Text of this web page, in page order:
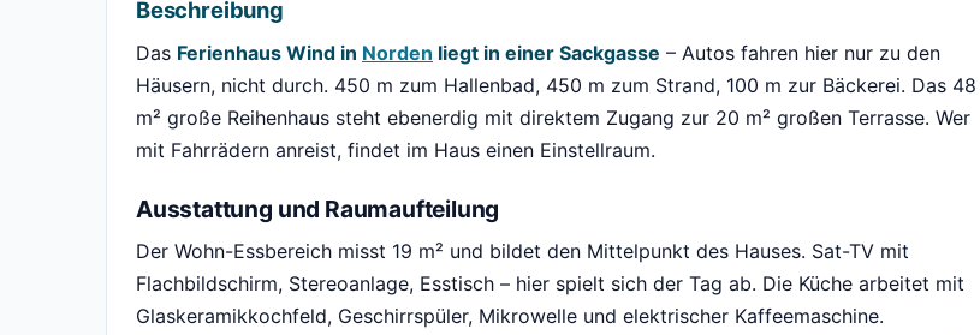
Beschreibung
Das Ferienhaus Wind in Norden liegt in einer Sackgasse – Autos fahren hier nur zu den
Häusern, nicht durch. 450 m zum Hallenbad, 450 m zum Strand, 100 m zur Bäckerei. Das 48
m² große Reihenhaus steht ebenerdig mit direktem Zugang zur 20 m² großen Terrasse. Wer
mit Fahrrädern anreist, findet im Haus einen Einstellraum.
Ausstattung und Raumaufteilung
Der Wohn-Essbereich misst 19 m² und bildet den Mittelpunkt des Hauses. Sat-TV mit
Flachbildschirm, Stereoanlage, Esstisch – hier spielt sich der Tag ab. Die Küche arbeitet mit
Glaskeramikkochfeld, Geschirrspüler, Mikrowelle und elektrischer Kaffeemaschine.